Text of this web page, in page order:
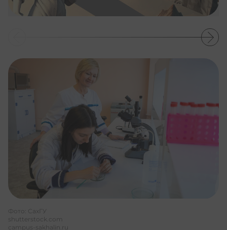
Фото: СахГУ
shutterstock.com
campus-sakhalin.ru